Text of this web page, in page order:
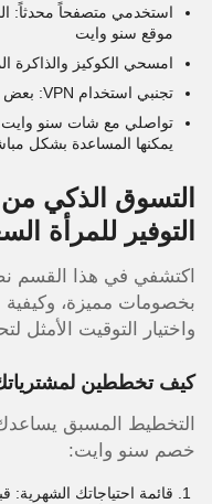
استخدمي متصفحاً محدثاً:
موقع سنو وايت
امسحي الكوكيز والذاكرة
تجنبي استخدام VPN: بعض المواقع تحظر الأكواد عند استخدام VPN
تواصلي مع شات سنو وايت:
يمكنها المساعدة بشكل
التسوق الذكي
التوفير للمرأة
اكتشفي في هذا القسم
بخصومات مميزة، وكيفية
واختيار التوقيت الأمثل
كيف تخططين
التخطيط المسبق
خصم سنو وايت:
قائمة احتياجاتك الشهرية: